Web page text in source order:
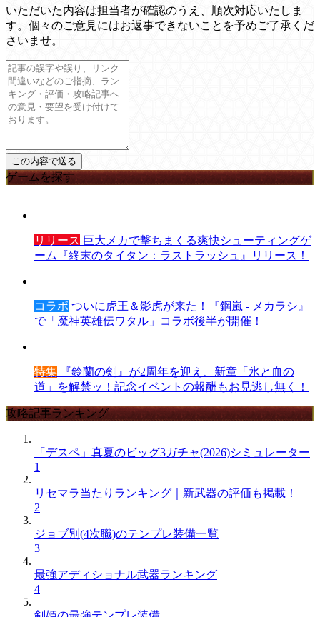
いただいた内容は担当者が確認のうえ、順次対応いたしま
す。個々のご意見にはお返事できないことを予めご了承くだ
さいませ。
ゲームを探す
リリース 巨大メカで撃ちまくる爽快シューティングゲ
ーム『終末のタイタン：ラストラッシュ』リリース！
コラボ ついに虎王＆影虎が来た！『鋼嵐 - メカラシ』
で「魔神英雄伝ワタル」コラボ後半が開催！
特集 『鈴蘭の剣』が2周年を迎え、新章「氷と血の
道」を解禁ッ！記念イベントの報酬もお見逃し無く！
攻略記事ランキング
「デスペ」真夏のビッグ3ガチャ(2026)シミュレーター
1
リセマラ当たりランキング｜新武器の評価も掲載！
2
ジョブ別(4次職)のテンプレ装備一覧
3
最強アディショナル武器ランキング
4